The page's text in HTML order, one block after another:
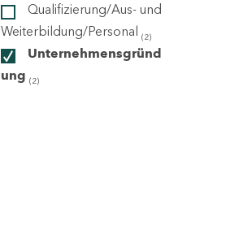
Qualifizierung/Aus- und
Weiterbildung/Personal (2)
Unternehmensgründ
ung (2)